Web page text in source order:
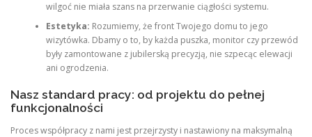
wilgoć nie miała szans na przerwanie ciągłości systemu.
Estetyka: Rozumiemy, że front Twojego domu to jego
wizytówka. Dbamy o to, by każda puszka, monitor czy przewód
były zamontowane z jubilerską precyzją, nie szpecąc elewacji
ani ogrodzenia.
Nasz standard pracy: od projektu do pełnej
funkcjonalności
Proces współpracy z nami jest przejrzysty i nastawiony na maksymalną